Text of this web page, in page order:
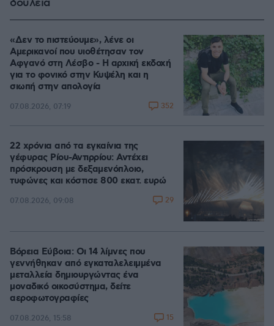
δουλειά
«Δεν το πιστεύουμε», λένε οι
Αμερικανοί που υιοθέτησαν τον
Αφγανό στη Λέσβο - Η αρχική εκδοχή
για το φονικό στην Κυψέλη και η
σιωπή στην απολογία
07.08.2026, 07:19 352
22 χρόνια από τα εγκαίνια της
γέφυρας Ρίου-Αντιρρίου: Αντέχει
πρόσκρουση με δεξαμενόπλοιο,
τυφώνες και κόστισε 800 εκατ. ευρώ
07.08.2026, 09:08 29
Βόρεια Εύβοια: Οι 14 λίμνες που
γεννήθηκαν από εγκαταλελειμμένα
μεταλλεία δημιουργώντας ένα
μοναδικό οικοσύστημα, δείτε
αεροφωτογραφίες
07.08.2026, 15:58 15